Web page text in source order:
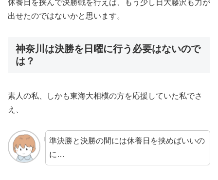
休養日を挟んで決勝戦を行えば、もう少し日大藤沢も力が
出せたのではないかと思います。
神奈川は決勝を日曜に行う必要はないので
は？
素人の私、しかも東海大相模の方を応援していた私でさ
え、
準決勝と決勝の間には休養日を挟めばいいの
に…